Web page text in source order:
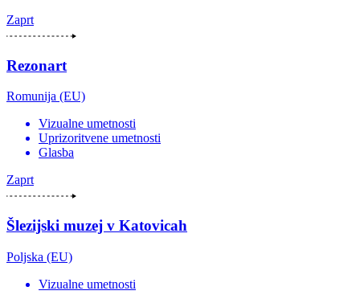
Zaprt
Rezonart
Romunija (EU)
Vizualne umetnosti
Uprizoritvene umetnosti
Glasba
Zaprt
Šlezijski muzej v Katovicah
Poljska (EU)
Vizualne umetnosti